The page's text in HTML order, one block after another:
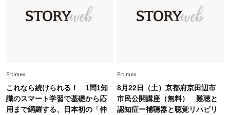
上野千鶴子先生が問い直す“理想の老後”の呪縛
【ジェンダー連載23】
Fashion 2026.6.12
中村ゆりさん「40代になり、やっと“仕事以外の
Prtimes
これなら続けられる！ 1問1知
識のスマート学習で基礎から応
用まで網羅する、日本初の「仲
Prtimes
8月22日（土）京都府京田辺市
市民公開講座（無料） 難聴と
認知症ー補聴器と聴覚リハビリ